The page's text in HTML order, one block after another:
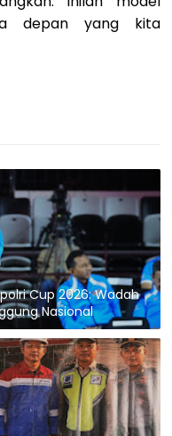
depan yang kita
Cup 2026: Wadah
Nasional